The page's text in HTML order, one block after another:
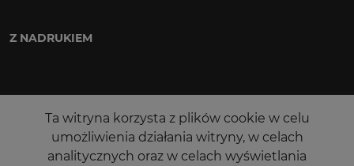
Z NADRUKIEM
Ta witryna korzysta z plików cookie w celu
umożliwienia działania witryny, w celach
analitycznych oraz w celach wyświetlania